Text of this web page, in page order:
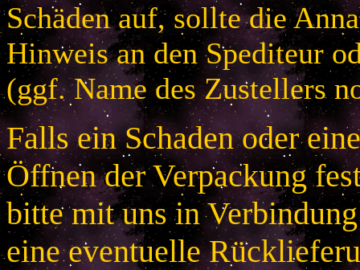
Schäden auf, sollte die
Hinweis an den Spediteur
(ggf. Name des Zustellers
Falls ein Schaden oder
Öffnen der Verpackung
bitte mit uns in
eine eventuelle